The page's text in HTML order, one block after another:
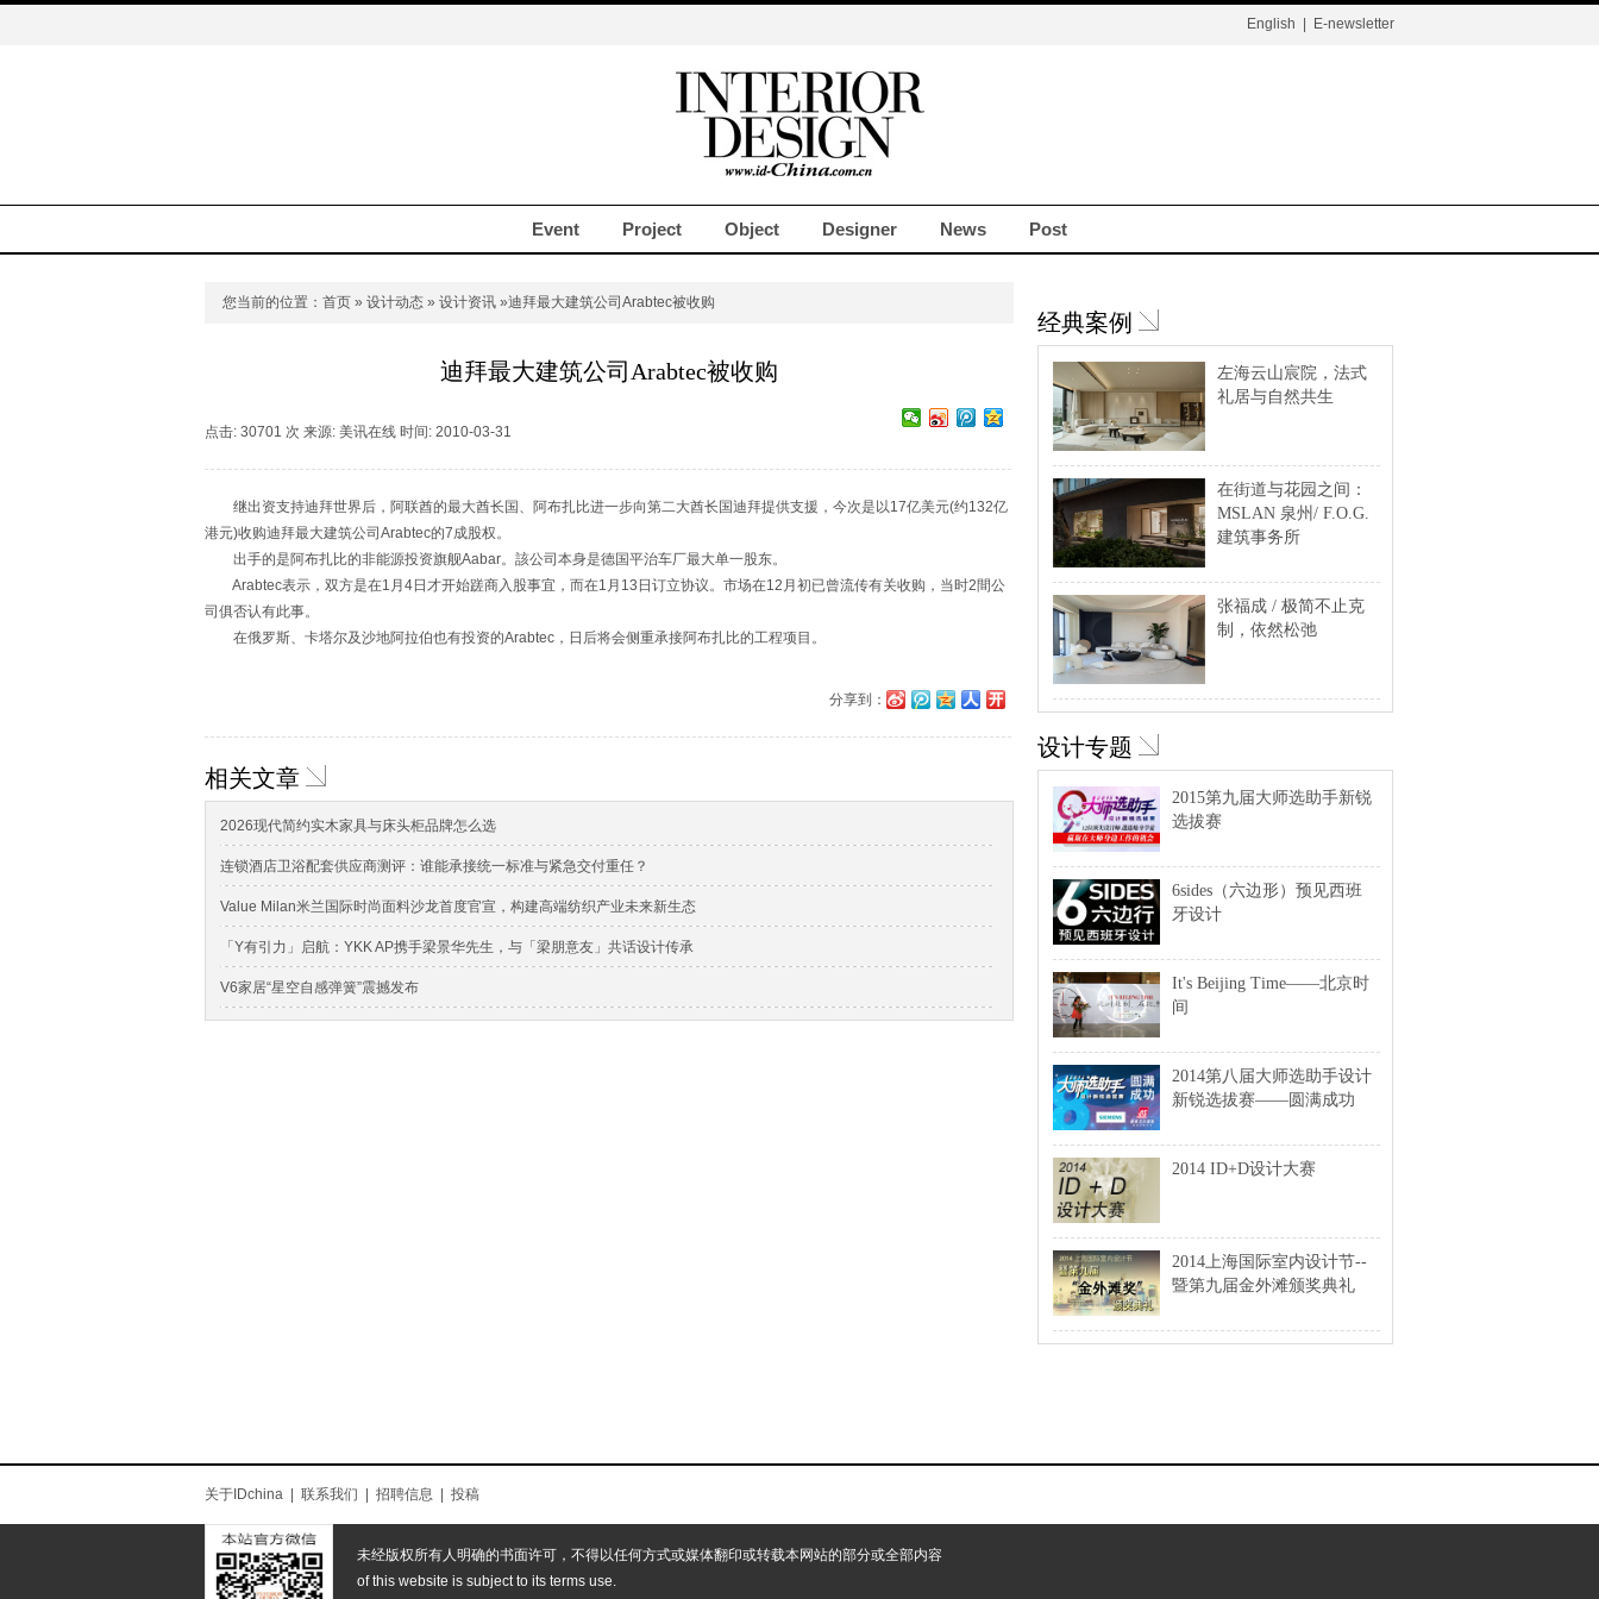
English E-newsletter
Event Project Object Designer News Post
您当前的位置： 首页 » 设计动态 » 设计资讯 »迪拜最大建筑公司Arabtec被收购
迪拜最大建筑公司Arabtec被收购
点击: 30701 次 来源: 美讯在线 时间: 2010-03-31
继出资支持迪拜世界后，阿联酋的最大酋长国、阿布扎比进一步向第二大酋长国迪拜提供支援，今次是以17亿美元(约132亿
港元)收购迪拜最大建筑公司Arabtec的7成股权。
出手的是阿布扎比的非能源投资旗舰Aabar。該公司本身是德国平治车厂最大单一股东。
Arabtec表示，双方是在1月4日才开始蹉商入股事宜，而在1月13日订立协议。市场在12月初已曾流传有关收购，当时2間公
司俱否认有此事。
在俄罗斯、卡塔尔及沙地阿拉伯也有投资的Arabtec，日后将会侧重承接阿布扎比的工程项目。
分享到：
相关文章
2026现代简约实木家具与床头柜品牌怎么选
连锁酒店卫浴配套供应商测评：谁能承接统一标准与紧急交付重任？
Value Milan米兰国际时尚面料沙龙首度官宣，构建高端纺织产业未来新生态
「Y有引力」启航：YKK AP携手梁景华先生，与「梁朋意友」共话设计传承
V6家居“星空自感弹簧”震撼发布
经典案例
左海云山宸院，法式
礼居与自然共生
在街道与花园之间：
MSLAN 泉州/ F.O.G.
建筑事务所
张福成 / 极简不止克
制，依然松弛
设计专题
2015第九届大师选助手新锐
选拔赛
6sides（六边形）预见西班
牙设计
It's Beijing Time——北京时
间
2014第八届大师选助手设计
新锐选拔赛——圆满成功
2014 ID+D设计大赛
2014上海国际室内设计节--
暨第九届金外滩颁奖典礼
关于IDchina 联系我们 招聘信息 投稿
未经版权所有人明确的书面许可，不得以任何方式或媒体翻印或转载本网站的部分或全部内容
of this website is subject to its terms use.